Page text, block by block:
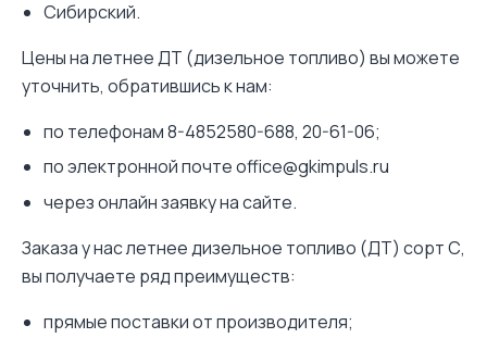
Сибирский.
Цены на летнее ДТ (дизельное топливо) вы можете
уточнить, обратившись к нам:
по телефонам 8-4852580-688, 20-61-06;
по электронной почте office@gkimpuls.ru
через онлайн заявку на сайте.
Заказа у нас летнее дизельное топливо (ДТ) сорт С,
вы получаете ряд преимуществ:
прямые поставки от производителя;